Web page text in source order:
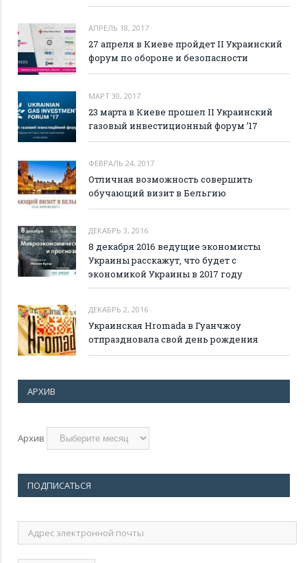
АПРЕЛЬ 18, 2017
27 апреля в Киеве пройдет II Украинский
форум по обороне и безопасности
МАРТ 30, 2017
23 марта в Киеве прошел II Украинский
газовый инвестиционный форум ’17
ФЕВРАЛЬ 24, 2017
Отличная возможность совершить
обучающий визит в Бельгию
ДЕКАБРЬ 3, 2016
8 декабря 2016 ведущие экономисты
Украины расскажут, что будет с
экономикой Украины в 2017 году
ДЕКАБРЬ 2, 2016
Украинская Hromada в Гуанчжоу
отпраздновала свой день рождения
АРХИВ
Архив
ПОДПИСАТЬСЯ
Адрес
электронной